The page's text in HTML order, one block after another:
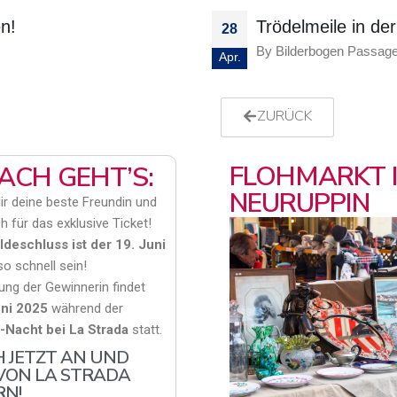
GEHT’S:
deine beste Freundin und
für das exklusive Ticket!
ist der 1 9. Juni
schnell sein!
der Gewinnerin findet
2025 während der
bei La Strada statt.
JETZT AN UND
LA STRADA
28
Apr.
Trödelmeile in
By Bilderbogen
ZURÜCK
FLOHMARKT
NEURUPPIN